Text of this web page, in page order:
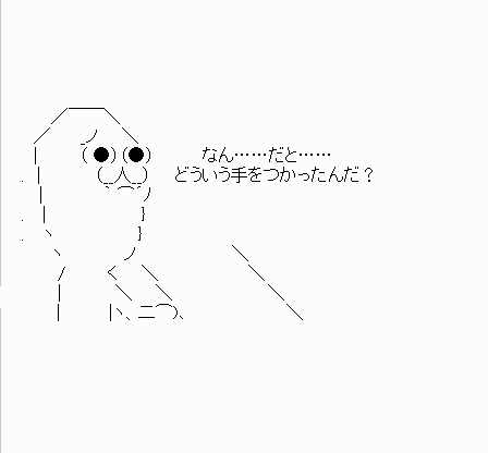
／￣￣＼
／ _ノ ＼
| （ ●）（●） なん……だと……
. | （__人__） どういう手をつかったんだ？
| ｀ ⌒´ﾉ
. | }
. ヽ }
ヽ ノ ＼
/ く ＼ ＼
| ＼ ＼ ＼
| |ヽ、二⌒)､ ＼